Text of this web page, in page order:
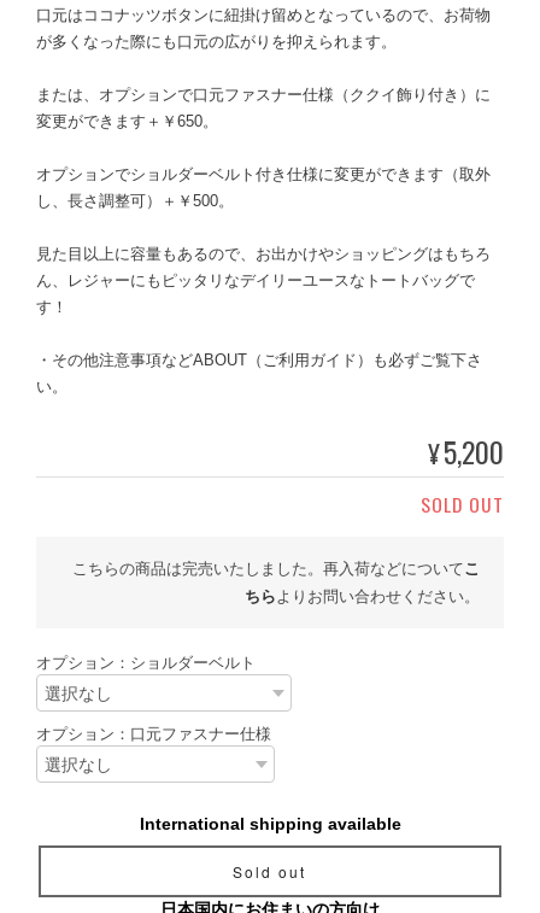
口元はココナッツボタンに紐掛け留めとなっているので、お荷物
が多くなった際にも口元の広がりを抑えられます。
または、オプションで口元ファスナー仕様（ククイ飾り付き）に
変更ができます＋￥650。
オプションでショルダーベルト付き仕様に変更ができます（取外
し、長さ調整可）＋￥500。
見た目以上に容量もあるので、お出かけやショッピングはもちろ
ん、レジャーにもピッタリなデイリーユースなトートバッグで
す！
・その他注意事項などABOUT（ご利用ガイド）も必ずご覧下さ
い。
¥5,200
SOLD OUT
こちらの商品は完売いたしました。再入荷などについてこ
ちらよりお問い合わせください。
オプション：ショルダーベルト
オプション：口元ファスナー仕様
International shipping available
Sold out